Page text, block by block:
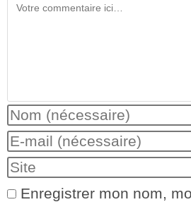
Enregistrer mon nom,